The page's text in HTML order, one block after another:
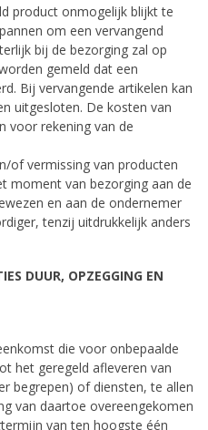
product onmogelijk blijkt te
om een vervangend
bij de bezorging zal op
gemeld dat een
Bij vervangende artikelen kan
uitgesloten. De kosten van
voor rekening van de
of vermissing van producten
moment van bezorging aan de
en aan de ondernemer
tenzij uitdrukkelijk anders
DUUR, OPZEGGING EN
die voor onbepaalde
het geregeld afleveren van
begrepen) of diensten, te allen
van daartoe overeengekomen
van ten hoogste één